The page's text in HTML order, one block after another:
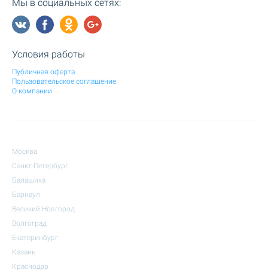
Мы в социальных сетях:
Условия работы
Публичная оферта
Пользовательское соглашение
О компании
Москва
Санкт-Петербург
Балашиха
Барнаул
Великий Новгород
Волгоград
Екатеринбург
Казань
Краснодар